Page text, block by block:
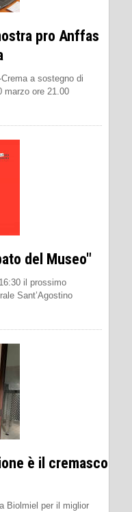
pro Anffas
a sostegno di
marzo ore 21.00
del Museo"
il prossimo
Sant’Agostino
è il cremasco
Biolmiel per il miglior